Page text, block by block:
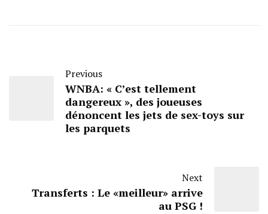
Previous
WNBA: « C’est tellement
dangereux », des joueuses
dénoncent les jets de sex-toys sur
les parquets
Next
Transferts : Le «meilleur» arrive
au PSG !